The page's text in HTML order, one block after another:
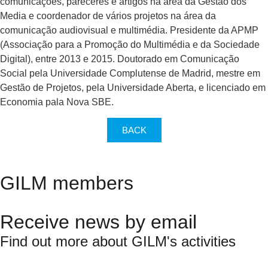
Media e coordenador de vários projetos na área da
comunicação audiovisual e multimédia. Presidente da APMP
(Associação para a Promoção do Multimédia e da Sociedade
Digital), entre 2013 e 2015. Doutorado em Comunicação
Social pela Universidade Complutense de Madrid, mestre em
Gestão de Projetos, pela Universidade Aberta, e licenciado em
Economia pala Nova SBE.
BACK
GILM members
Receive news by email
Find out more about GILM's activities